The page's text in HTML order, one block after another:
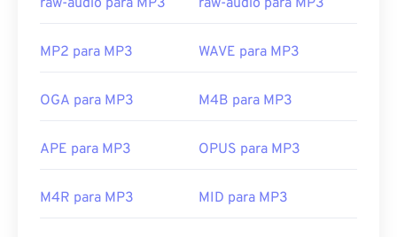
raw-audio para MP3 raw-audio para MP3
MP2 para MP3 WAVE para MP3
OGA para MP3 M4B para MP3
APE para MP3 OPUS para MP3
M4R para MP3 MID para MP3